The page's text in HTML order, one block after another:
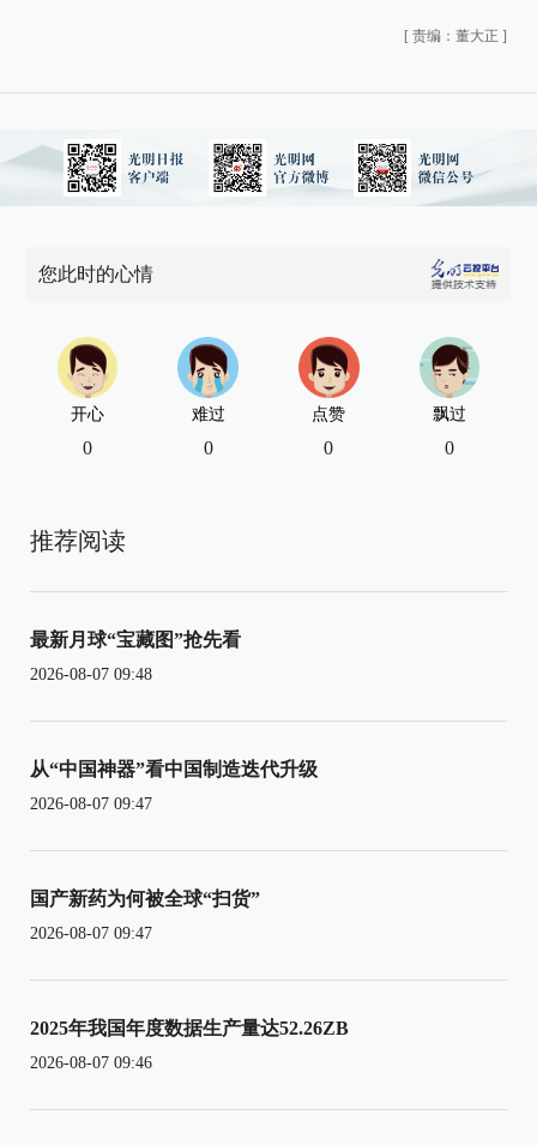
[ 责编：董大正 ]
您此时的心情
开心
0
难过
0
点赞
0
飘过
0
推荐阅读
最新月球“宝藏图”抢先看
2026-08-07 09:48
从“中国神器”看中国制造迭代升级
2026-08-07 09:47
国产新药为何被全球“扫货”
2026-08-07 09:47
2025年我国年度数据生产量达52.26ZB
2026-08-07 09:46